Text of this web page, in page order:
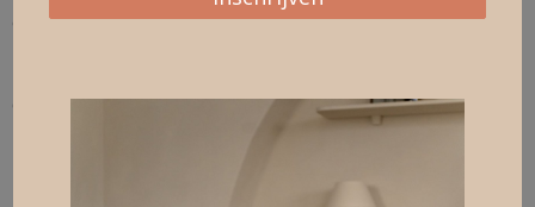
Cosmo Beauty Center IJmuiden
Bij Cosmo Beauty Center IJmuiden verwerkt ik uw